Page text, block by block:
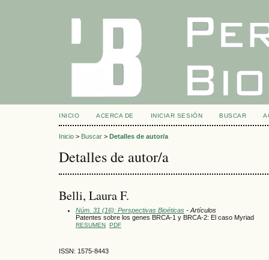
INICIO ACERCA DE INICIAR SESIÓN BUSCAR
Inicio > Buscar > Detalles de autor/a
Detalles de autor/a
Belli, Laura F.
Núm. 31 (16): Perspectivas Bioéticas - Artículos
Patentes sobre los genes BRCA-1 y BRCA-2: El caso Myriad
RESUMEN PDF
ISSN: 1575-8443